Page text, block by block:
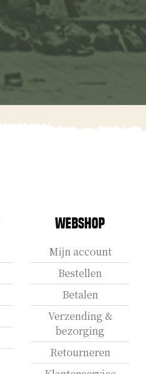
Webshop
Mijn account
Bestellen
Betalen
Verzending &
bezorging
Retourneren